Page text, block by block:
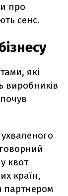
про
сенс.
які
виробників
квот
країн,
партнером